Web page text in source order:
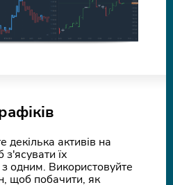
декілька активів на
їх
одним. Використовуйте
щоб побачити, як